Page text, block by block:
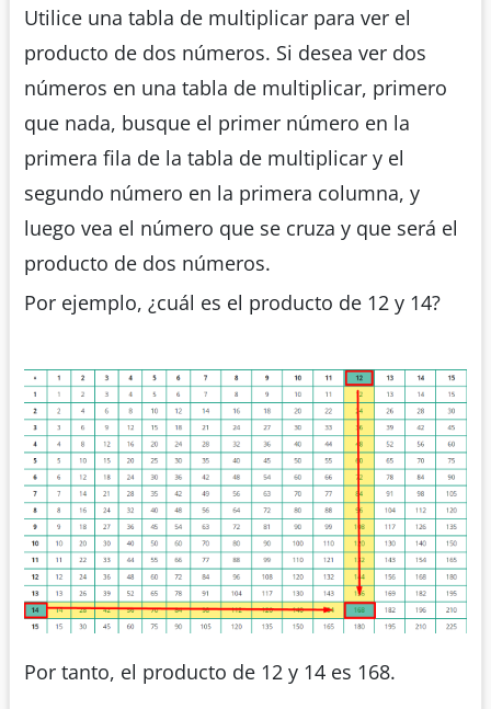
Utilice una tabla de multiplicar para ver el
producto de dos números. Si desea ver dos
números en una tabla de multiplicar, primero
que nada, busque el primer número en la
primera fila de la tabla de multiplicar y el
segundo número en la primera columna, y
luego vea el número que se cruza y que será el
producto de dos números.
Por ejemplo, ¿cuál es el producto de 12 y 14?
Por tanto, el producto de 12 y 14 es 168.